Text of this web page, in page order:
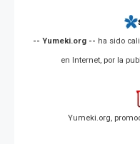
-- Yumeki.org -- ha sido
en Internet, por la
Yumeki.org,